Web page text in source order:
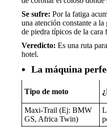
Se sufre: Por la fatiga
una atención constante a
de piedra típicos de la cara
Veredicto: Es una ruta
hotel.
La máquina
Tipo de moto
Maxi-Trail (Ej: BMW
GS, Africa Twin)